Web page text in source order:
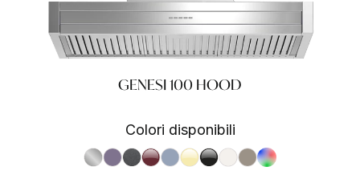
GENESI 100 HOOD
Colori disponibili
S.Steel SS
Ametista AA
Antracite AN
Bordeaux BR
Celeste CE
Crema CR
Nero BA
Nuvola NA
Sabbia SA
RAL